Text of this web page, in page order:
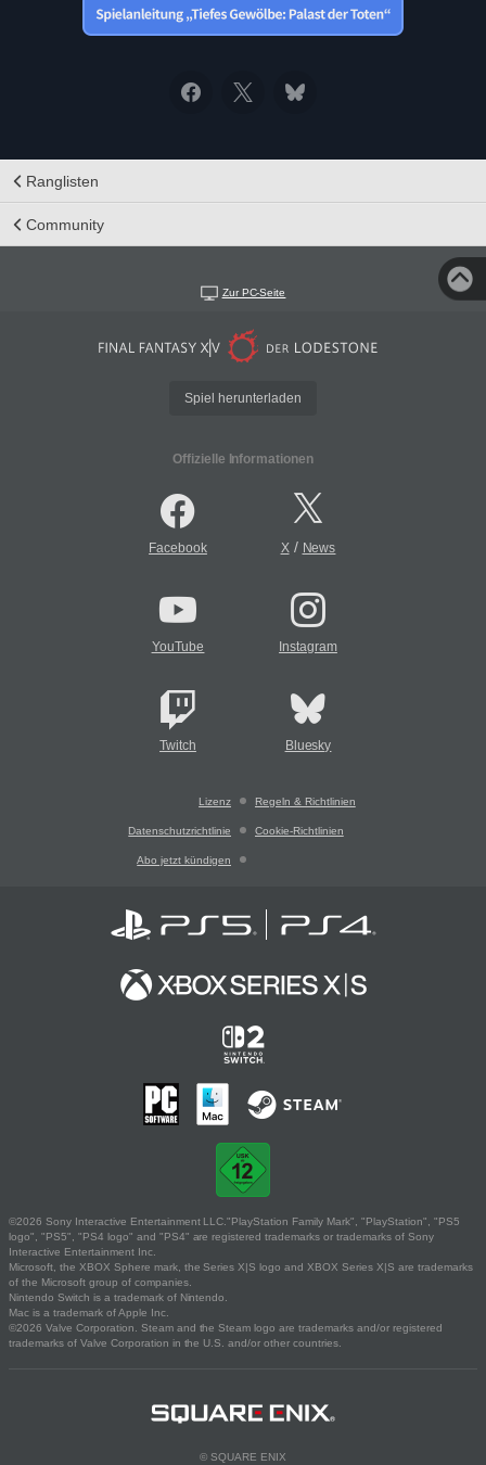
Ranglisten
Community
Zur PC-Seite
Spiel herunterladen
Offizielle Informationen
Facebook X/ News
YouTube Instagram
Twitch Bluesky
Lizenz Regeln & Richtlinien
Datenschutzrichtlinie Cookie-Richtlinien
Abo jetzt kündigen
©2026 Sony Interactive Entertainment LLC."PlayStation Family Mark", "PlayStation", "PS5
logo", "PS5", "PS4 logo" and "PS4" are registered trademarks or trademarks of Sony
Interactive Entertainment Inc.
Microsoft, the XBOX Sphere mark, the Series X|S logo and XBOX Series X|S are trademarks
of the Microsoft group of companies.
Nintendo Switch is a trademark of Nintendo.
Mac is a trademark of Apple Inc.
©2026 Valve Corporation. Steam and the Steam logo are trademarks and/or registered
trademarks of Valve Corporation in the U.S. and/or other countries.
© SQUARE ENIX